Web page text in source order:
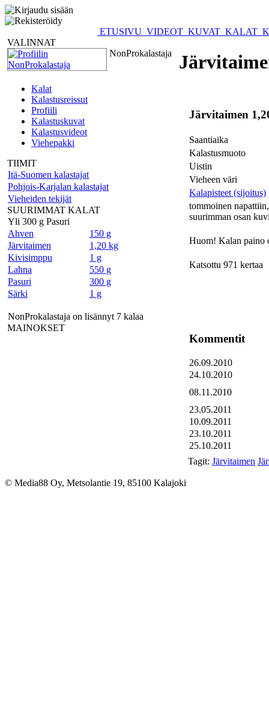
ETUSIVU VIDEOT KUVAT KALAT
VALINNAT
NonProkalastaja
Kalat
Kalastusreissut
Profiili
Kalastuskuvat
Kalastusvideot
Viehepakki
TIIMIT
Itä-Suomen kalastajat
Pohjois-Karjalan kalastajat
Vieheiden tekijät
SUURIMMAT KALAT
Yli 300 g Pasuri
Ahven
150 g
Järvitaimen
1,20 kg
Kivisimppu
1 g
Lahna
550 g
Pasuri
300 g
Särki
1 g
NonProkalastaja on lisännyt 7 kalaa
MAINOKSET
Järvitaimen
Saantiaika
Kalastusmuoto
Uistin
Vieheen väri
Kalapisteet (sijoitus)
tommoinen
suurimman osan
Huom! Kalan paino
Katsottu 971 kertaa
Kommentit
26.09.2010
24.10.2010
08.11.2010
23.05.2011
10.09.2011
23.10.2011
25.10.2011
Tagit: Järvitaimen
© Media88 Oy, Metsolantie 19, 85100 Kalajoki